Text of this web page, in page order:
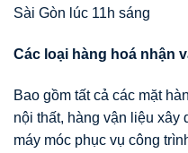
Sài Gòn lúc 11h sáng
Các loại hàng hoá nhận
Bao gồm tất cả các mặt
nội thất, hàng vận liệu xây
máy móc phục vụ công